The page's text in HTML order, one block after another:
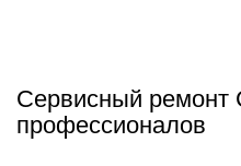
Сервисный ремонт
профессионалов